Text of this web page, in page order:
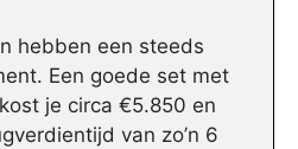
hebben een steeds
Een goede set met
je circa €5.850 en
van zo’n 6